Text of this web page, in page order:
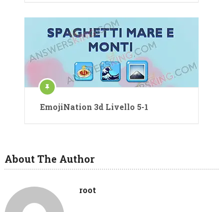
EmojiNation 3d Livello 5-1
About The Author
root